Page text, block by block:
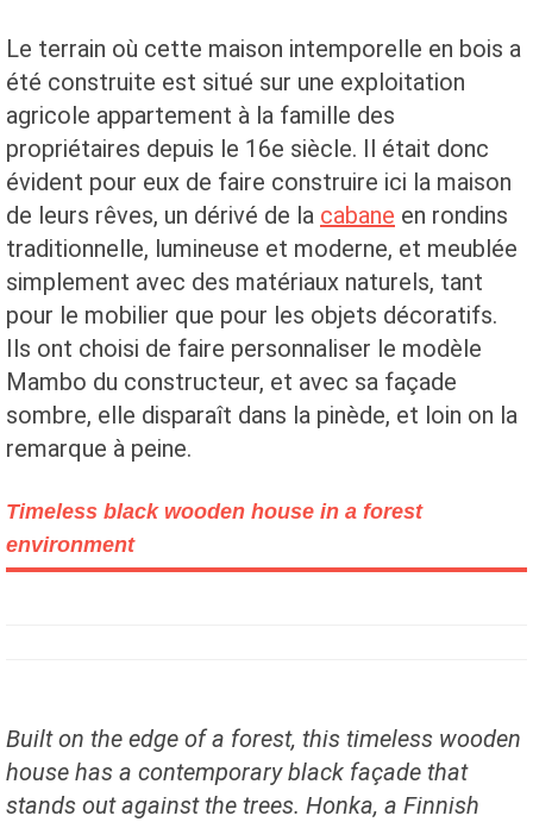
Le terrain où cette maison intemporelle en bois a
été construite est situé sur une exploitation
agricole appartement à la famille des
propriétaires depuis le 16e siècle. Il était donc
évident pour eux de faire construire ici la maison
de leurs rêves, un dérivé de la cabane en rondins
traditionnelle, lumineuse et moderne, et meublée
simplement avec des matériaux naturels, tant
pour le mobilier que pour les objets décoratifs.
Ils ont choisi de faire personnaliser le modèle
Mambo du constructeur, et avec sa façade
sombre, elle disparaît dans la pinède, et loin on la
remarque à peine.
Timeless black wooden house in a forest
environment
Built on the edge of a forest, this timeless wooden
house has a contemporary black façade that
stands out against the trees. Honka, a Finnish